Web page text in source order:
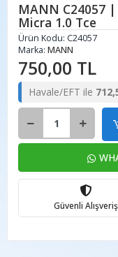
MANN C24057
Micra 1.0 Tce
Ürün Kodu: C24057
Marka: MANN
750,00 TL
Havale/EFT ile
Güvenli Alışveriş